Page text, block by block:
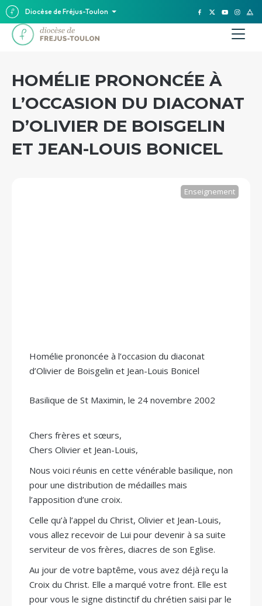
Diocèse de Fréjus-Toulon
HOMÉLIE PRONONCÉE À
L’OCCASION DU DIACONAT
D’OLIVIER DE BOISGELIN
ET JEAN-LOUIS BONICEL
Enseignement
Homélie prononcée à l’occasion du diaconat
d’Olivier de Boisgelin et Jean-Louis Bonicel
Basilique de St Maximin, le 24 novembre 2002
Chers frères et sœurs,
Chers Olivier et Jean-Louis,
Nous voici réunis en cette vénérable basilique, non
pour une distribution de médailles mais
l’apposition d’une croix.
Celle qu’à l’appel du Christ, Olivier et Jean-Louis,
vous allez recevoir de Lui pour devenir à sa suite
serviteur de vos frères, diacres de son Eglise.
Au jour de votre baptême, vous avez déjà reçu la
Croix du Christ. Elle a marqué votre front. Elle est
pour vous le signe distinctif du chrétien saisi par le